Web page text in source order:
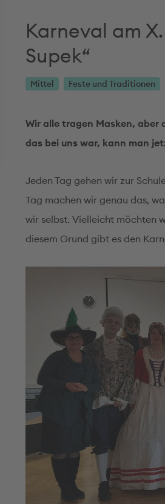
Karneval am
Supek“
Mittel Feste und Traditionen
Wir alle tragen Masken, aber
das bei uns war, kann man
Jeden Tag gehen wir zur
Tag machen wir genau das,
wir selbst. Vielleicht möchten
diesem Grund gibt es den